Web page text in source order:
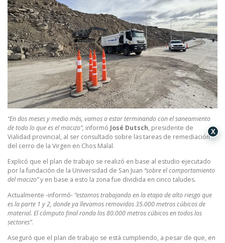
“En dos meses y medio más, vamos a estar terminando con el saneamiento
de todo lo que es el macizo”, informó José Dutsch, presidente de
Vialidad provincial, al ser consultado sobre las tareas de remediación
del cerro de la Virgen en Chos Malal.
Explicó que el plan de trabajo se realizó en base al estudio ejecutado
por la fundación de la Universidad de San Juan “sobre el comportamiento
del macizo”y en base a esto la zona fue dividida en cinco taludes.
Actualmente -informó- “estamos trabajando en la etapa de alto riesgo que
es la parte 1 y 2, donde ya llevamos removidos 35.000 metros cúbicos de
material. El cómputo final ronda los 80.000 metros cúbicos en todos los
sectores”.
Aseguró que el plan de trabajo se está cumpliendo, a pesar de que, en
X